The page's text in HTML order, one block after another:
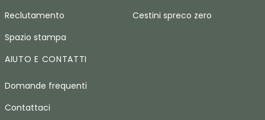
Reclutamento
Spazio stampa
Cestini spreco zero
AIUTO E CONTATTI
Domande frequenti
Contattaci